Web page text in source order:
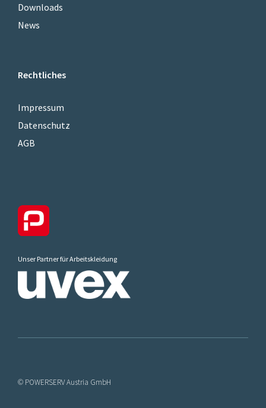
Downloads
News
Rechtliches
Impressum
Datenschutz
AGB
Unser Partner für Arbeitskleidung
© POWERSERV Austria GmbH